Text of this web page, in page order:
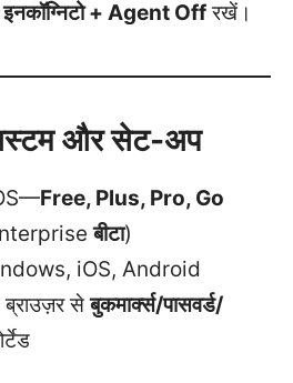
इनकॉग्निटो + Agent Offरखें।
और सेट-अप
Free, Plus, Pro, Go
बीटा)
iOS, Android
ब्राउज़र सेबुकमार्क्स/पासवर्ड/